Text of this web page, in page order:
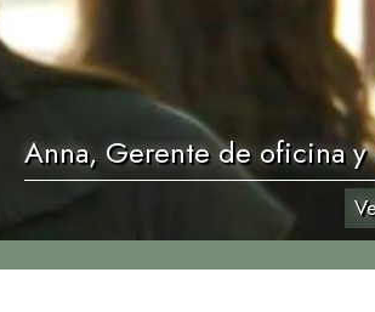
Anna, Gerente de oficina y